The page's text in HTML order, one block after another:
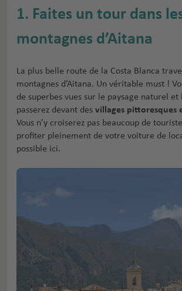
1. Faites un tour dans
montagnes d’Aitana
La plus belle route de la Costa Blanca
montagnes d’Aitana. Un véritable must !
de superbes vues sur le paysage naturel et
passerez devant des villages pittoresques
Vous n’y croiserez pas beaucoup de
profiter pleinement de votre voiture de
possible ici.